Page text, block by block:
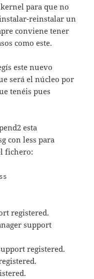
para que no
reinstalar un
conviene tener
como este.
este nuevo
será el núcleo por
tenéis pues
esta
con less para
fichero:
registered.
support
registered.